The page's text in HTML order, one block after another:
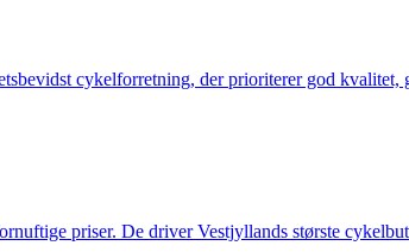
cykelforretning, der prioriterer god kvalitet,
priser. De driver Vestjyllands største